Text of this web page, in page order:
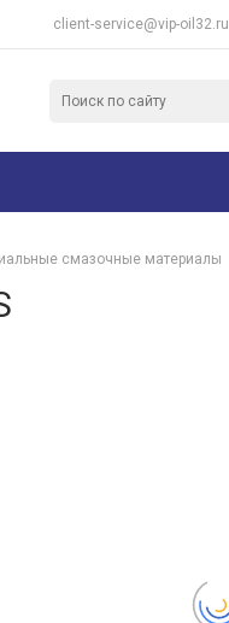
client-service@vip-oil32.ru
смазочные материалы